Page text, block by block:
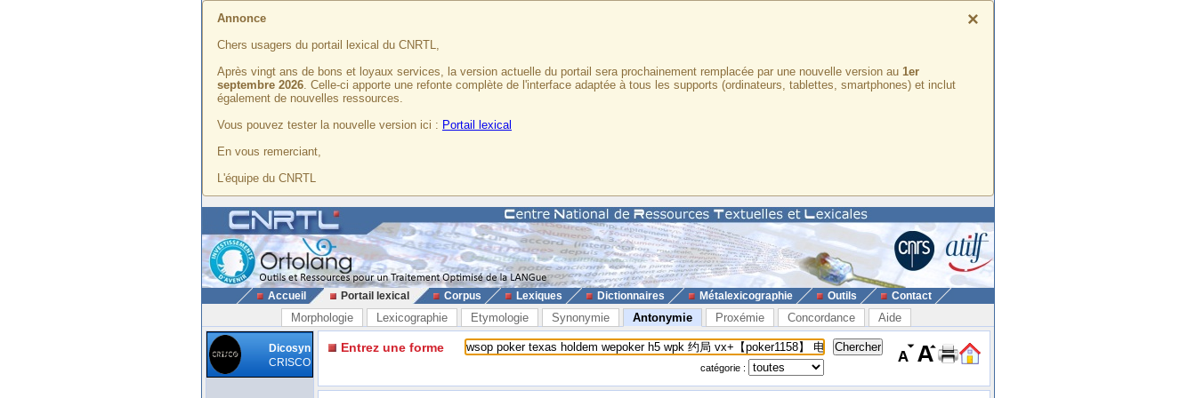
×
Annonce
Chers usagers du portail lexical du CNRTL,
Après vingt ans de bons et loyaux services, la version actuelle du portail sera prochainement remplacée par une nouvelle version au 1er
septembre 2026. Celle-ci apporte une refonte complète de l'interface adaptée à tous les supports (ordinateurs, tablettes, smartphones) et inclut
également de nouvelles ressources.
Vous pouvez tester la nouvelle version ici : Portail lexical
En vous remerciant,
L'équipe du CNRTL
Accueil Portail lexical Corpus Lexiques Dictionnaires Métalexicographie Outils Contact
Morphologie Lexicographie Etymologie Synonymie Antonymie Proxémie Concordance Aide
Dicosyn
CRISCO
Entrez une forme
catégorie :